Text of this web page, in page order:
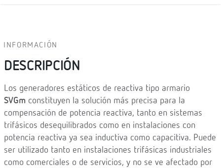
INFORMACIÓN
DESCRIPCIÓN
Los generadores estáticos de reactiva tipo armario
SVGm constituyen la solución más precisa para la
compensación de potencia reactiva, tanto en sistemas
trifásicos desequilibrados como en instalaciones con
potencia reactiva ya sea inductiva como capacitiva. Puede
ser utilizado tanto en instalaciones trifásicas industriales
como comerciales o de servicios, y no se ve afectado por